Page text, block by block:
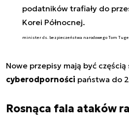
podatników trafiały do
Korei Północnej.
minister ds. bezpieczeństwa narodowego Tom
Nowe przepisy mają być częścią
cyberodporności państwa do
Rosnąca fala ataków